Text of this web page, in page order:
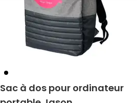
001
Sac à dos pour ordinateur